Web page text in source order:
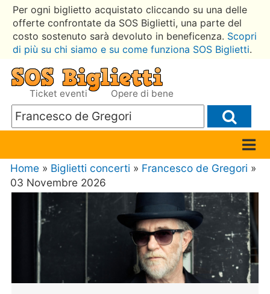
Per ogni biglietto acquistato cliccando su una delle
offerte confrontate da SOS Biglietti, una parte del
costo sostenuto sarà devoluto in beneficenza. Scopri
di più su chi siamo e su come funziona SOS Biglietti.
Ticket eventi Opere di bene
Home » Biglietti concerti » Francesco de Gregori »
03 Novembre 2026